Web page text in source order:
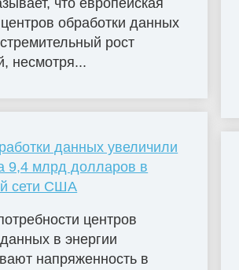
обработки данных
рост
несмотря...
данных увеличили
9,4 млрд долларов в
сети США
центров
в энергии
напряженность в